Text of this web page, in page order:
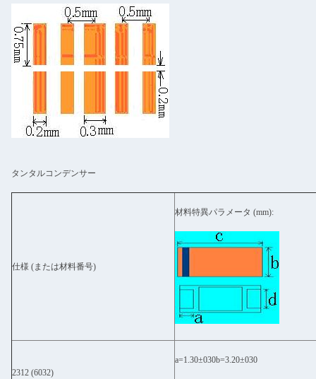
タンタルコンデンサー
仕様 (または材料番号)
材料特異パラメータ (mm):
2312 (6032)
a=1.30±030b=3.20±030